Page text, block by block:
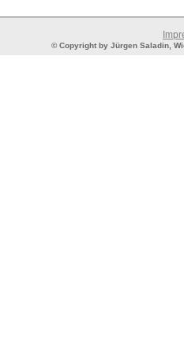
© Copyright by Jürgen Saladin,